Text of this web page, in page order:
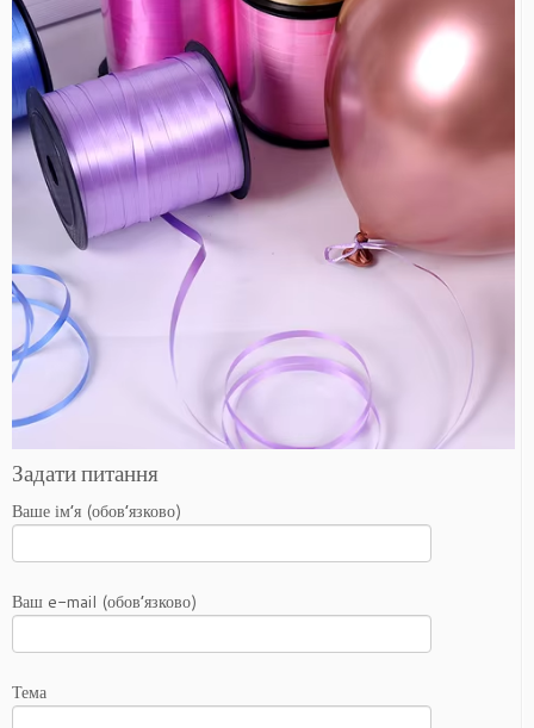
Задати питання
Ваше ім’я (обов’язково)
Ваш e-mail (обов’язково)
Тема